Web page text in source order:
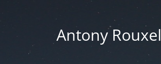
Antony Rouxel